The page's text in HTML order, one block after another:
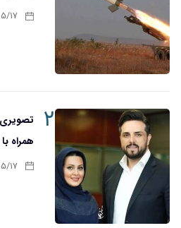
۱۴۰۵/۰۵/۱۷ ۲۳:۱۰
۲
تصویری متفاوت از مجری صدا و سیما
همراه با همسرش
۱۴۰۵/۰۵/۱۷ ۲۳:۰۸